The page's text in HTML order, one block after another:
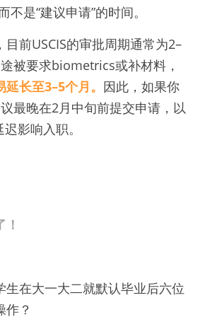
不是“建议申请”的时间。
前USCIS的审批周期通常为2–
被要求biometrics或补材料，
长至3–5个月。 因此，如果你
最晚在2月中旬前提交申请，以
影响入职。
生在大一大二就默认毕业后六位
作？